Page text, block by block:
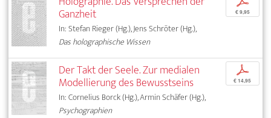
Ganzheit
In: Stefan Rieger (Hg.), Jens Schröter (Hg.),
Das holographische Wissen
€ 9,95
Der Takt der Seele. Zur medialen
Modellierung des Bewusstseins
In: Cornelius Borck (Hg.), Armin Schäfer (Hg.),
Psychographien
p
€ 14,95